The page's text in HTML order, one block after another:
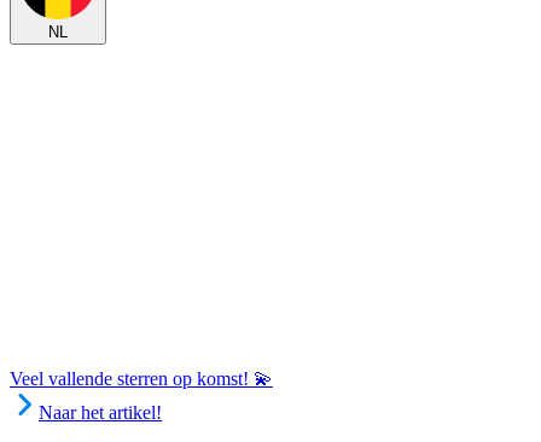
NL
Veel vallende sterren op komst! 💫
Naar het artikel!